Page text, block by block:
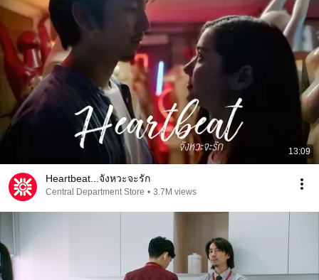
13:09
Heartbeat...จังหวะจะรัก
Central Department Store • 3.7M views